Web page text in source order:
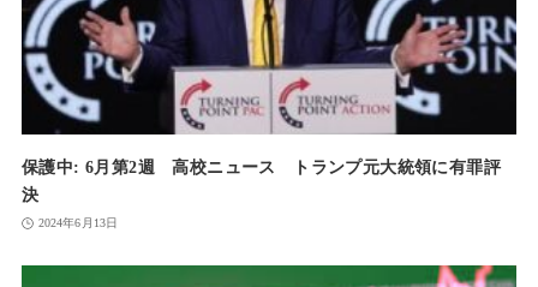
保護中: 6月第2週 高校ニュース トランプ元大統領に有罪評
決
2024年6月13日